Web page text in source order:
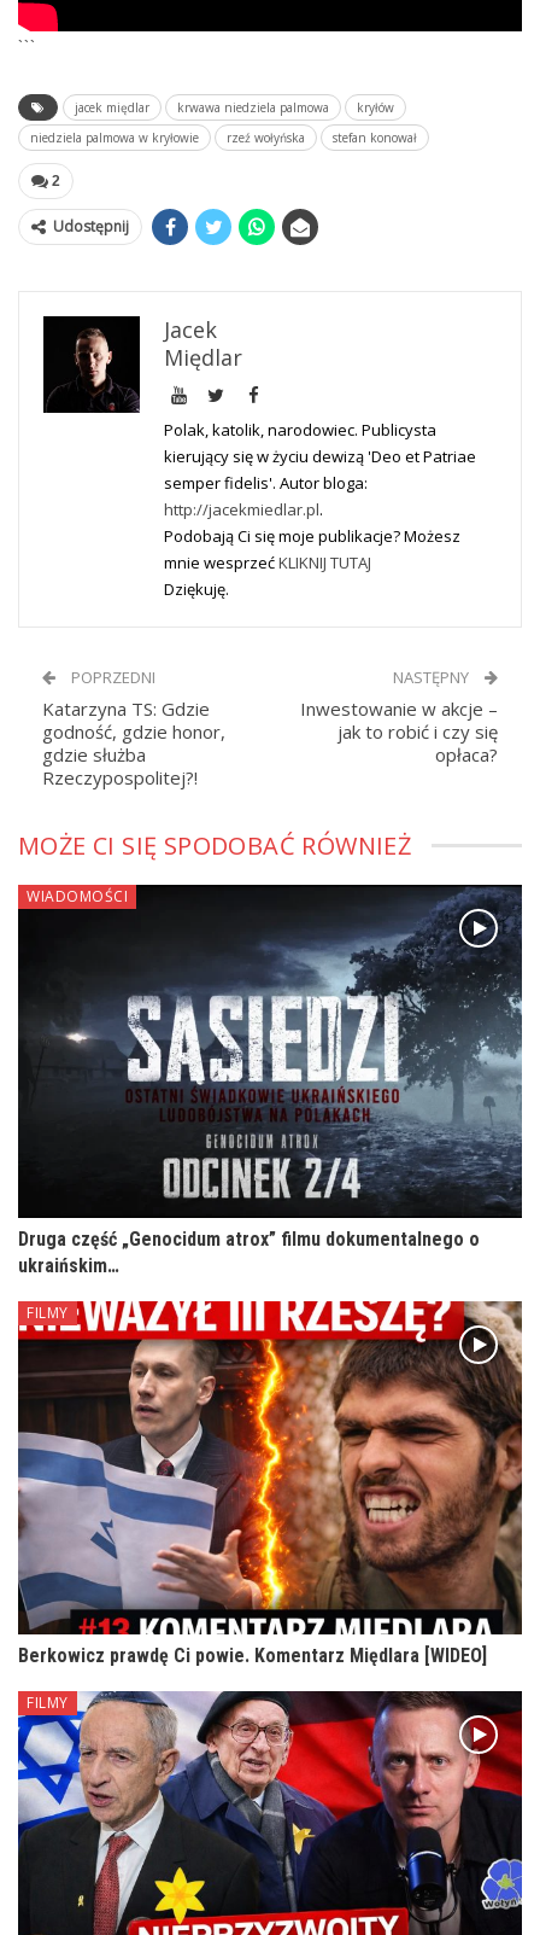
```
jacek międlar krwawa niedziela palmowa
kryłów
niedziela palmowa w kryłowie
rzeź wołyńska stefan konował
2
Udostępnij
Jacek
Międlar
Polak, katolik, narodowiec. Publicysta
kierujący się w życiu dewizą 'Deo et Patriae
semper fidelis'. Autor bloga:
http://jacekmiedlar.pl.
Podobają Ci się moje publikacje? Możesz
mnie wesprzećKLIKNIJ TUTAJ
Dziękuję.
POPRZEDNI
Katarzyna TS: Gdzie
godność, gdzie honor,
gdzie służba
Rzeczypospolitej?!
NASTĘPNY
Inwestowanie w akcje –
jak to robić i czy się
opłaca?
MOŻE CI SIĘ SPODOBAĆ RÓWNIEŻ
WIADOMOŚCI
Druga część „Genocidum atrox” filmu dokumentalnego o
ukraińskim…
FILMY
Berkowicz prawdę Ci powie. Komentarz Międlara [WIDEO]
FILMY